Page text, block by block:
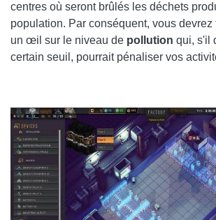
centres où seront brûlés les déchets
population. Par conséquent, vous devrez
un œil sur le niveau de pollution qui, s'il
certain seuil, pourrait pénaliser vos